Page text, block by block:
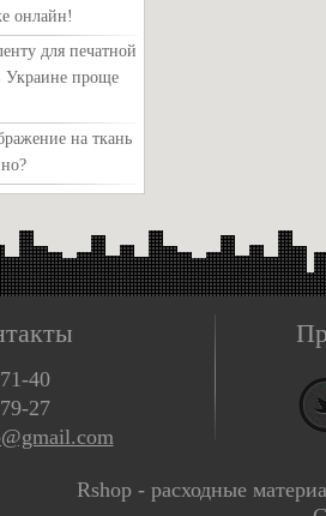
онлайн!
для печатной
проще
на ткань
40
27
Rshop - расходные